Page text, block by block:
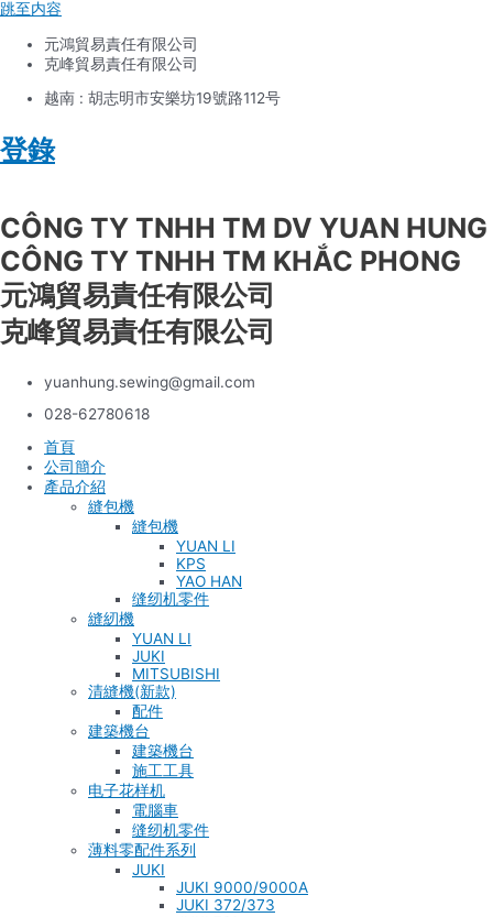
跳至内容
元鴻貿易責任有限公司
克峰貿易責任有限公司
越南 : 胡志明市安樂坊19號路112号
登錄
CÔNG TY TNHH TM DV YUAN HUNG
CÔNG TY TNHH TM KHẮC PHONG
元鴻貿易責任有限公司
克峰貿易責任有限公司
yuanhung.sewing@gmail.com
028-62780618
首頁
公司簡介
產品介紹
縫包機
縫包機
YUAN LI
KPS
YAO HAN
缝纫机零件
縫紉機
YUAN LI
JUKI
MITSUBISHI
清縫機(新款)
配件
建築機台
建築機台
施工工具
电子花样机
電腦車
缝纫机零件
薄料零配件系列
JUKI
JUKI 9000/9000A
JUKI 372/373